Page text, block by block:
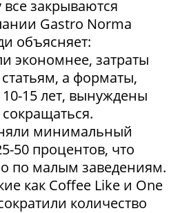
закрываются
Gastro Norma
объясняет:
экономнее, затраты
а форматы,
15 лет, вынуждены
минимальный
50 процентов, что
по малым заведениям.
как Coffee Like и One
количество